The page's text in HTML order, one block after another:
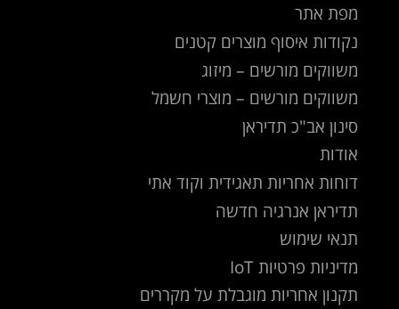
מפת אתר
נקודות איסוף מוצרים קטנים
משווקים מורשים – מיזוג
משווקים מורשים – מוצרי חשמל
סינון אב"כ תדיראן
אודות
דוחות אחריות תאגידית וקוד אתי
תדיראן אנרגיה חדשה
תנאי שימוש
מדיניות פרטיות IoT
תקנון אחריות מוגבלת על מקררים